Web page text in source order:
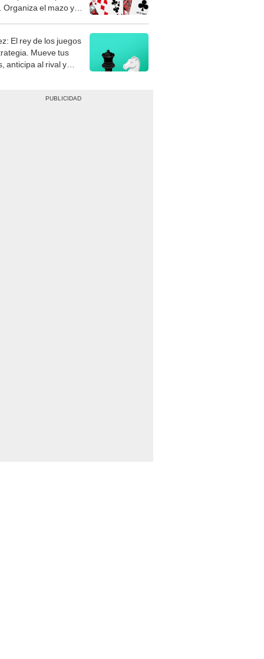
Organiza el mazo y
El rey de los juegos
Mueve tus
anticipa al rival y